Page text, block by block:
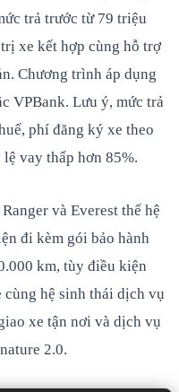
trả trước từ 79 triệu
xe kết hợp cùng hỗ trợ
Chương trình áp dụng
VPBank. Lưu ý, mức trả
phí đăng ký xe theo
vay thấp hơn 85%.
và Everest thế hệ
đi kèm gói bảo hành
km, tùy điều kiện
hệ sinh thái dịch vụ
xe tận nơi và dịch vụ
2.0.